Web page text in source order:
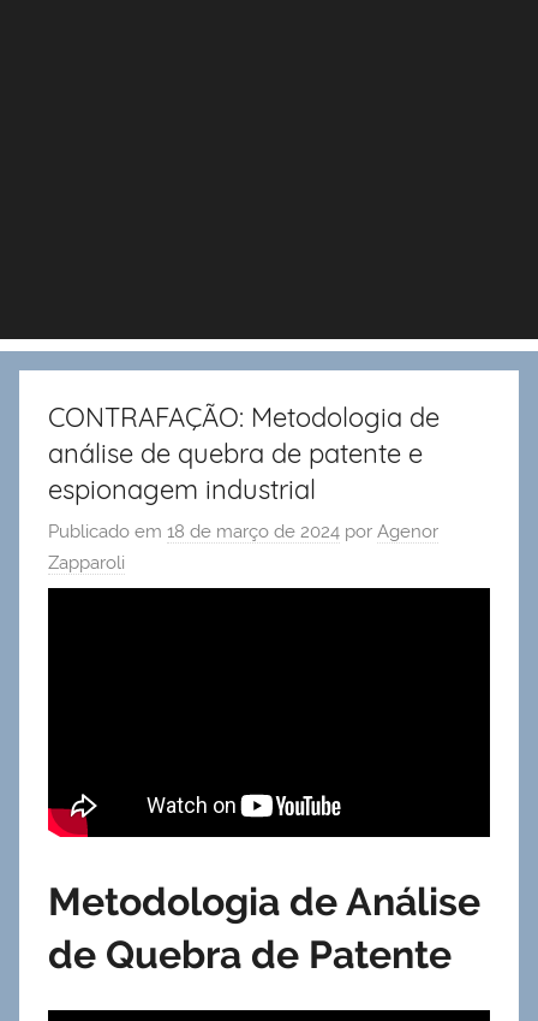
CONTRAFAÇÃO: Metodologia de
análise de quebra de patente e
espionagem industrial
Publicado em 18 de março de 2024 por Agenor
Zapparoli
Metodologia de Análise
de Quebra de Patente